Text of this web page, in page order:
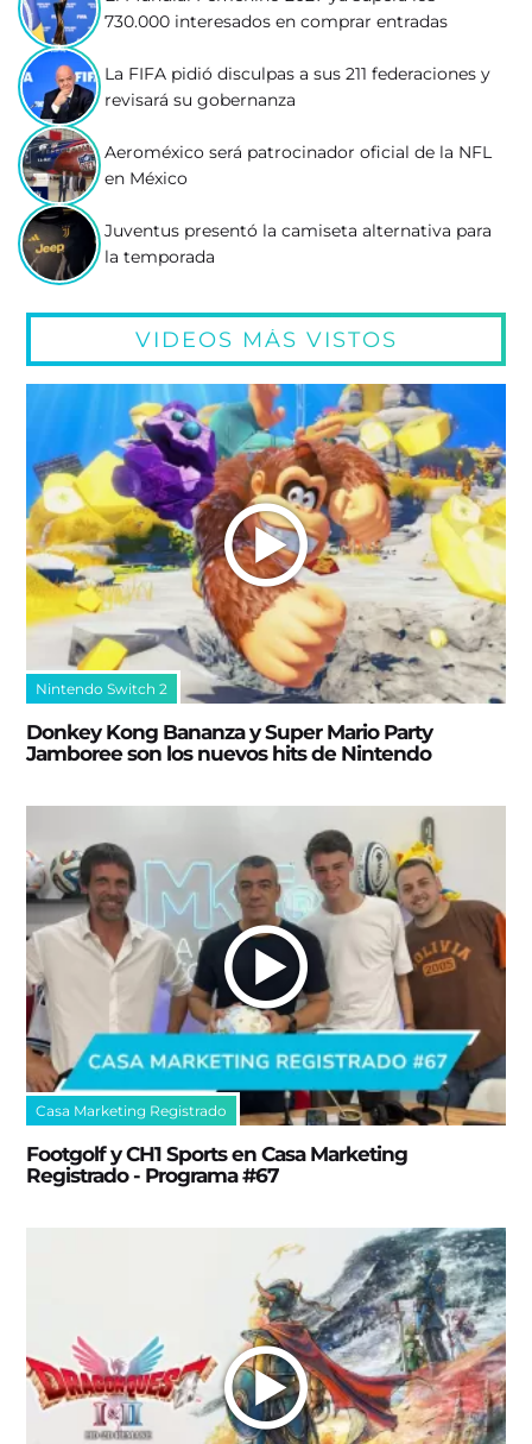
730.000 interesados en comprar entradas
La FIFA pidió disculpas a sus 211 federaciones y
revisará su gobernanza
Aeroméxico será patrocinador oficial de la NFL
en México
Juventus presentó la camiseta alternativa para
la temporada
VIDEOS MÁS VISTOS
Nintendo Switch 2
Donkey Kong Bananza y Super Mario Party
Jamboree son los nuevos hits de Nintendo
Casa Marketing Registrado
Footgolf y CH1 Sports en Casa Marketing
Registrado - Programa #67